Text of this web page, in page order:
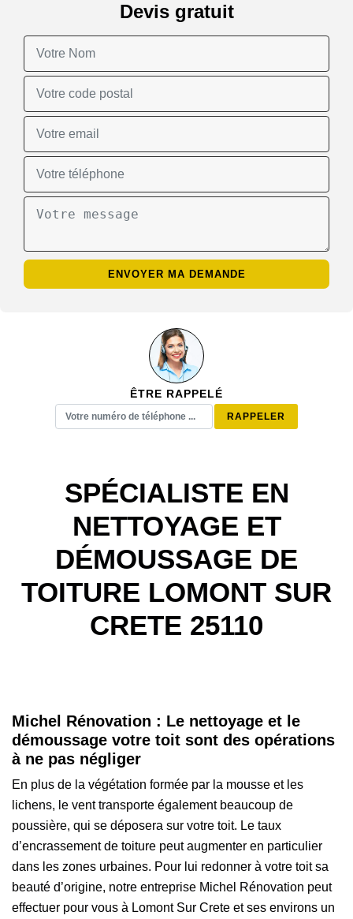
Devis gratuit
ÊTRE RAPPELÉ
SPÉCIALISTE EN
NETTOYAGE ET
DÉMOUSSAGE DE
TOITURE LOMONT SUR
CRETE 25110
Michel Rénovation : Le nettoyage et le
démoussage votre toit sont des opérations
à ne pas négliger
En plus de la végétation formée par la mousse et les
lichens, le vent transporte également beaucoup de
poussière, qui se déposera sur votre toit. Le taux
d’encrassement de toiture peut augmenter en particulier
dans les zones urbaines. Pour lui redonner à votre toit sa
beauté d’origine, notre entreprise Michel Rénovation peut
effectuer pour vous à Lomont Sur Crete et ses environs un